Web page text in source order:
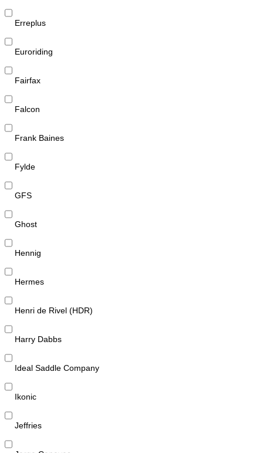
Erreplus
Euroriding
Fairfax
Falcon
Frank Baines
Fylde
GFS
Ghost
Hennig
Hermes
Henri de Rivel (HDR)
Harry Dabbs
Ideal Saddle Company
Ikonic
Jeffries